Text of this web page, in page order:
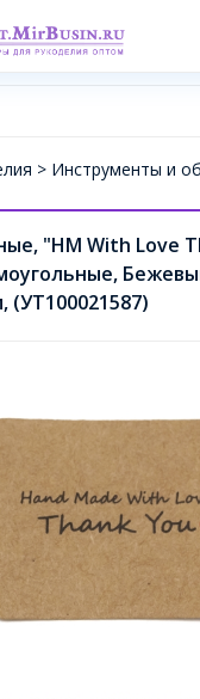
> Инструменты и
"HM With Love
(УТ100021587)